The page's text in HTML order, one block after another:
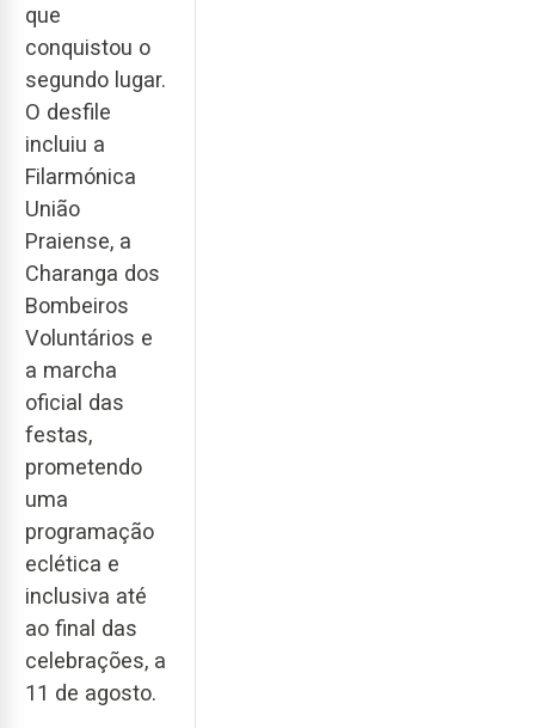
que
conquistou o
segundo lugar.
O desfile
incluiu a
Filarmónica
União
Praiense, a
Charanga dos
Bombeiros
Voluntários e
a marcha
oficial das
festas,
prometendo
uma
programação
eclética e
inclusiva até
ao final das
celebrações, a
11 de agosto.